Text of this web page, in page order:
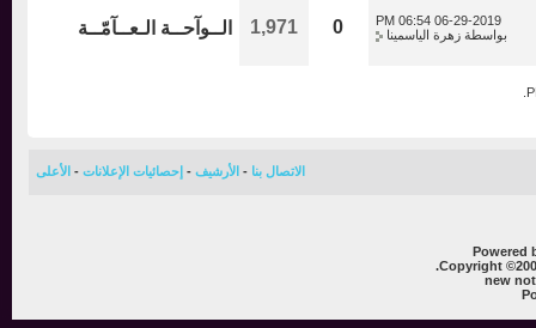
06-29-2019
06:54 PM
بواسطةزهرة الياسمينا 1,971 الــوآحــة الـعــآمّــة
الاتصال بنا- الأرشيف-إحصائيات الإعلانات-الأعلى
Copyright